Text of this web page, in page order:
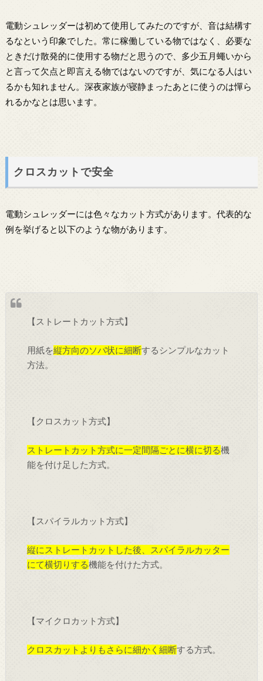
電動シュレッダーは初めて使用してみたのですが、音は結構す
るなという印象でした。常に稼働している物ではなく、必要な
ときだけ散発的に使用する物だと思うので、多少五月蠅いから
と言って欠点と即言える物ではないのですが、気になる人はい
るかも知れません。深夜家族が寝静まったあとに使うのは憚ら
れるかなとは思います。
クロスカットで安全
電動シュレッダーには色々なカット方式があります。代表的な
例を挙げると以下のような物があります。
【ストレートカット方式】
用紙を縦方向のソバ状に細断するシンプルなカット
方法。
【クロスカット方式】
ストレートカット方式に一定間隔ごとに横に切る機
能を付け足した方式。
【スパイラルカット方式】
縦にストレートカットした後、スパイラルカッター
にて横切りする機能を付けた方式。
【マイクロカット方式】
クロスカットよりもさらに細かく細断する方式。